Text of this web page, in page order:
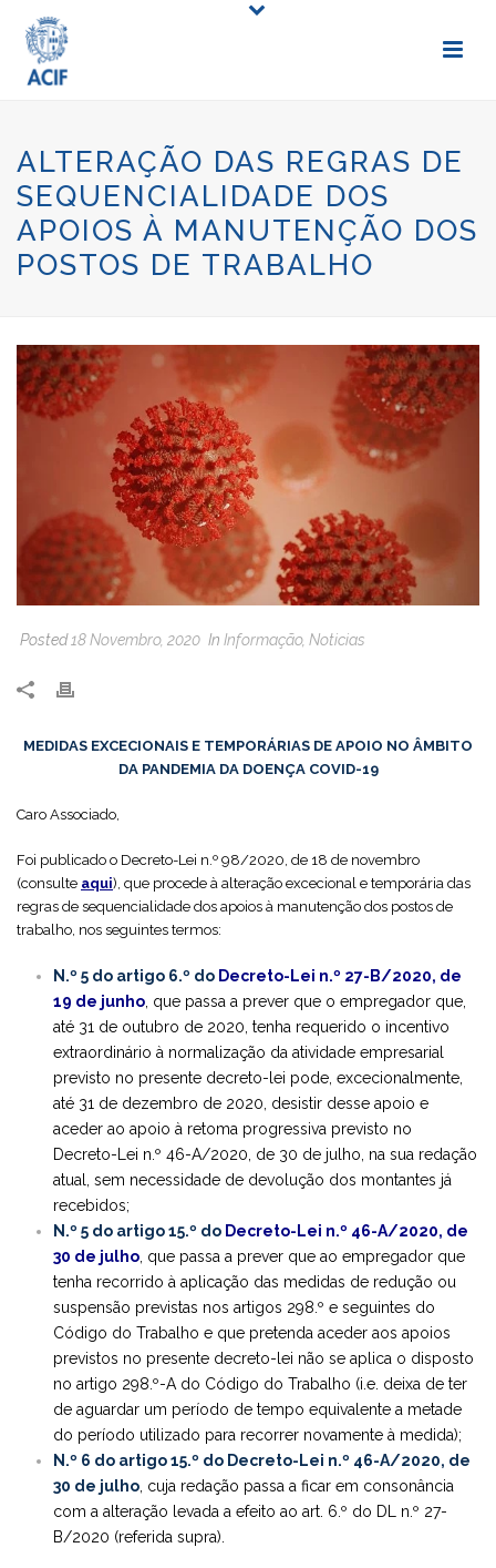
ALTERAÇÃO DAS REGRAS DE
SEQUENCIALIDADE DOS
APOIOS À MANUTENÇÃO DOS
POSTOS DE TRABALHO
Posted18 Novembro, 2020 In Informação, Noticias
MEDIDAS EXCECIONAIS E TEMPORÁRIAS DE APOIO NO ÂMBITO
DA PANDEMIA DA DOENÇA COVID-19
Caro Associado,
Foi publicado o Decreto-Lei n.º 98/2020, de 18 de novembro
(consulte aqui), que procede à alteração excecional e temporária das
regras de sequencialidade dos apoios à manutenção dos postos de
trabalho, nos seguintes termos:
N.º 5 do artigo 6.º do Decreto-Lei n.º 27-B/2020, de
19 de junho, que passa a prever que o empregador que,
até 31 de outubro de 2020, tenha requerido o incentivo
extraordinário à normalização da atividade empresarial
previsto no presente decreto-lei pode, excecionalmente,
até 31 de dezembro de 2020, desistir desse apoio e
aceder ao apoio à retoma progressiva previsto no
Decreto-Lei n.º 46-A/2020, de 30 de julho, na sua redação
atual, sem necessidade de devolução dos montantes já
recebidos;
N.º 5 do artigo 15.º do Decreto-Lei n.º 46-A/2020, de
30 de julho, que passa a prever que ao empregador que
tenha recorrido à aplicação das medidas de redução ou
suspensão previstas nos artigos 298.º e seguintes do
Código do Trabalho e que pretenda aceder aos apoios
previstos no presente decreto-lei não se aplica o disposto
no artigo 298.º-A do Código do Trabalho (i.e. deixa de ter
de aguardar um período de tempo equivalente a metade
do período utilizado para recorrer novamente à medida);
N.º 6 do artigo 15.º do Decreto-Lei n.º 46-A/2020, de
30 de julho, cuja redação passa a ficar em consonância
com a alteração levada a efeito ao art. 6.º do DL n.º 27-
B/2020 (referida supra).